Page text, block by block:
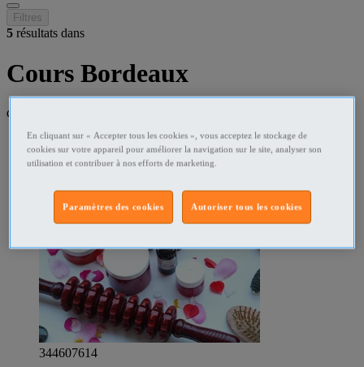
Filtres
5 résultats dans
Cours Bordeaux
dans un rayon de
344607614
En cliquant sur « Accepter tous les cookies », vous acceptez le stockage de
cookies sur votre appareil pour améliorer la navigation sur le site, analyser son
utilisation et contribuer à nos efforts de marketing.
Autoriser tous les cookies
Paramètres des cookies